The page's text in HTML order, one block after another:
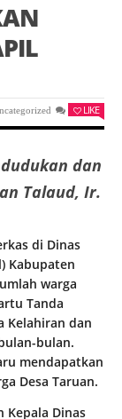
LIKE
dan
Talaud, Ir.
di Dinas
Kabupaten
warga
Tanda
Kelahiran dan
bulan.
mendapatkan
Desa Taruan.
Kepala Dinas